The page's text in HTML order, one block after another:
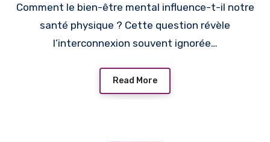
Comment le bien-être mental influence-t-il notre
santé physique ? Cette question révèle
l’interconnexion souvent ignorée…
Read More